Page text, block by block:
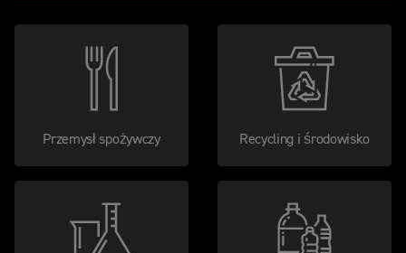
Przemysł spożywczy Recycling i środowisko